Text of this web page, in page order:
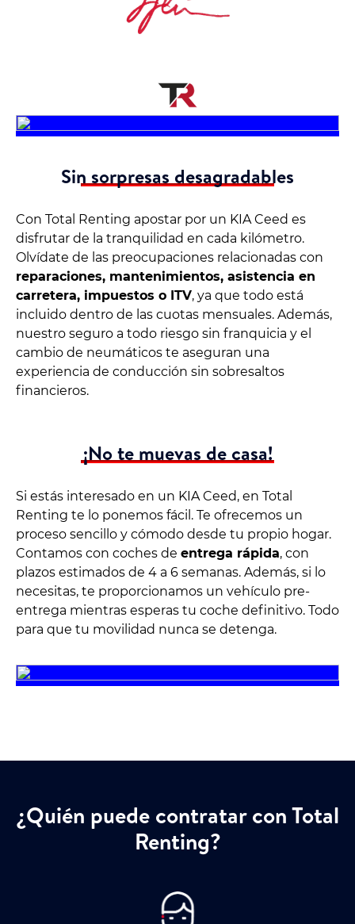
Sin sorpresas desagradables
Con Total Renting apostar por un KIA Ceed es
disfrutar de la tranquilidad en cada kilómetro.
Olvídate de las preocupaciones relacionadas con
reparaciones, mantenimientos, asistencia en
carretera, impuestos o ITV, ya que todo está
incluido dentro de las cuotas mensuales. Además,
nuestro seguro a todo riesgo sin franquicia y el
cambio de neumáticos te aseguran una
experiencia de conducción sin sobresaltos
financieros.
¡No te muevas de casa!
Si estás interesado en un KIA Ceed, en Total
Renting te lo ponemos fácil. Te ofrecemos un
proceso sencillo y cómodo desde tu propio hogar.
Contamos con coches de entrega rápida, con
plazos estimados de 4 a 6 semanas. Además, si lo
necesitas, te proporcionamos un vehículo pre-
entrega mientras esperas tu coche definitivo. Todo
para que tu movilidad nunca se detenga.
¿Quién puede contratar con Total
Renting?